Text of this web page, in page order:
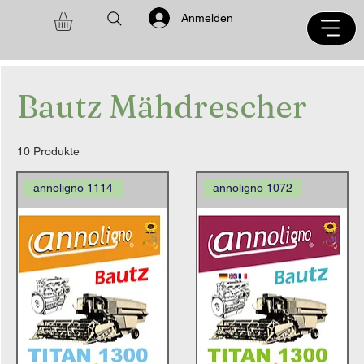
Anmelden
Bautz Mähdrescher
10 Produkte
annoligno 1114 annoligno 1072